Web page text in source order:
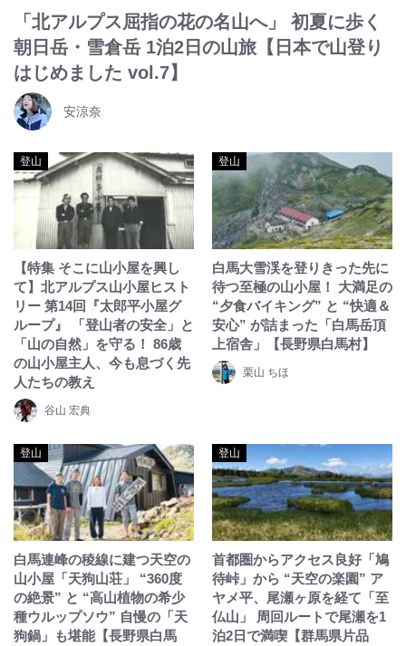
「北アルプス屈指の花の名山へ」 初夏に歩く
朝日岳・雪倉岳 1泊2日の山旅【日本で山登り
はじめました vol.7】
安涼奈
登山
【特集 そこに山小屋を興し
て】北アルプス山小屋ヒスト
リー 第14回『太郎平小屋グ
ループ』 「登山者の安全」と
「山の自然」を守る！ 86歳
の山小屋主人、今も息づく先
人たちの教え
谷山 宏典
登山
白馬大雪渓を登りきった先に
待つ至極の山小屋！ 大満足の
“夕食バイキング” と “快適＆
安心” が詰まった「白馬岳頂
上宿舎」【長野県白馬村】
栗山 ちほ
登山
白馬連峰の稜線に建つ天空の
山小屋「天狗山荘」 “360度
の絶景” と “高山植物の希少
種ウルップソウ” 自慢の「天
狗鍋」も堪能【長野県白馬
登山
首都圏からアクセス良好「鳩
待峠」から “天空の楽園” ア
ヤメ平、尾瀬ヶ原を経て「至
仏山」 周回ルートで尾瀬を1
泊2日で満喫【群馬県片品